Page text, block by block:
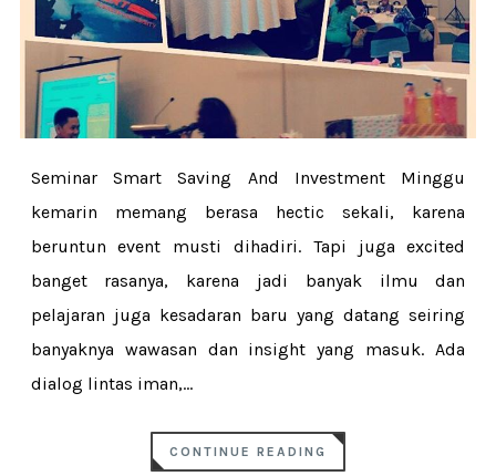
Seminar Smart Saving And Investment Minggu
kemarin memang berasa hectic sekali, karena
beruntun event musti dihadiri. Tapi juga excited
banget rasanya, karena jadi banyak ilmu dan
pelajaran juga kesadaran baru yang datang seiring
banyaknya wawasan dan insight yang masuk. Ada
dialog lintas iman,...
CONTINUE READING